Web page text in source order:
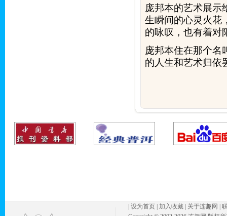
庞邦本的艺术展示
生瞬间的心灵火花
的咏叹，也有着对
庞邦本住在那个名
的人生和艺术归依
设为首页 加入收藏 关于连趣网